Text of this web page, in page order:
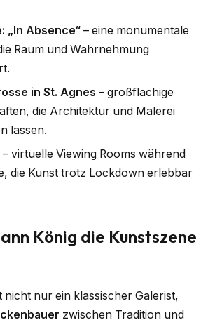
„In Absence“ – eine monumentale
Raum und Wahrnehmung
in St. Agnes – großflächige
die Architektur und Malerei
lassen.
– virtuelle Viewing Rooms während
die Kunst trotz Lockdown erlebbar
König die Kunstszene
nicht nur ein klassischer Galerist,
zwischen Tradition und